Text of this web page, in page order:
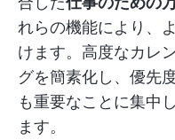
れらの機能により、
けます。高度なカレ
グを簡素化し、優先
も重要なことに集中
ます。